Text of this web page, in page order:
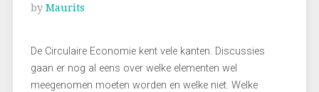
by Maurits
De Circulaire Economie kent vele kanten. Discussies
gaan er nog al eens over welke elementen wel
meegenomen moeten worden en welke niet. Welke